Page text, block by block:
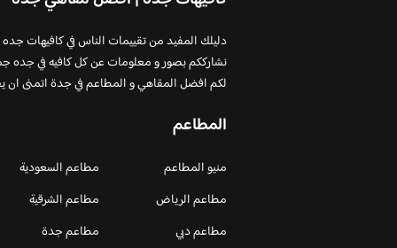
دليلك المفيد من تقييمات الناس في كافيهات جده
نشارككم بصور و معلومات عن كل كافيه في جده
لكم افضل المقاهي و المطاعم في جدة اتمنى ان
المطاعم
منيو المطاعم
مطاعم السعودية
مطاعم الرياض
مطاعم الشرقية
مطاعم دبي
مطاعم جدة